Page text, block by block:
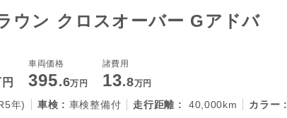
ウン クロスオーバー Gアドバ
車両価格
395.6万円
諸費用
13.8万円
年) 車検 : 車検整備付 走行距離 : 40,000km カラー :